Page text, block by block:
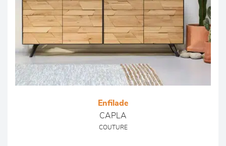
Enfilade
CAPLA
COUTURE